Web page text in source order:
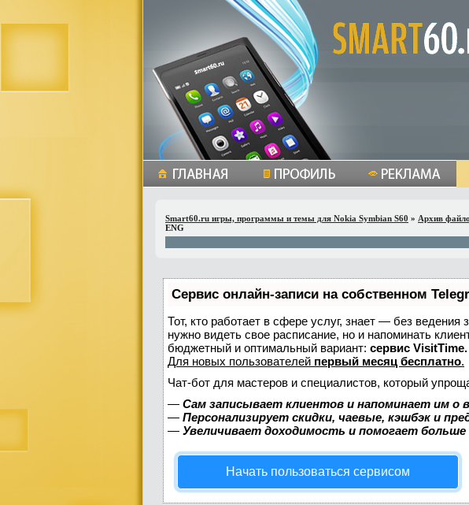
Smart60.ru игры, программы и темы для Nokia Symbian S60 » Архив
ENG
Сервис онлайн-записи на собственном
Тот, кто работает в сфере услуг, знает — без ведения
нужно видеть свое расписание, но и напоминать
бюджетный и оптимальный вариант: сервис VisitTime.
Для новых пользователей первый месяц бесплатно.
Чат-бот для мастеров и специалистов, который
— Сам записывает клиентов и напоминает им о
— Персонализирует скидки, чаевые, кэшбэк и
— Увеличивает доходимость и помогает
Начать пользоваться сервисом